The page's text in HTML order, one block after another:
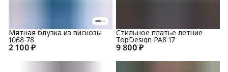
2 100 ₽
Мятная блузка из вискозы
1068-78
9 800 ₽
Стильное платье летние
TopDesign PA8 17